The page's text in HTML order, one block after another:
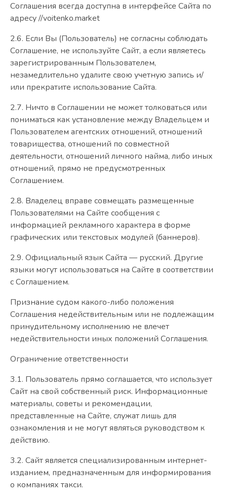
Соглашения всегда доступна в интерфейсе Сайта по
адресу //voitenko.market
2.6. Если Вы (Пользователь) не согласны соблюдать
Соглашение, не используйте Сайт, а если являетесь
зарегистрированным Пользователем,
незамедлительно удалите свою учетную запись и/
или прекратите использование Сайта.
2.7. Ничто в Соглашении не может толковаться или
пониматься как установление между Владельцем и
Пользователем агентских отношений, отношений
товарищества, отношений по совместной
деятельности, отношений личного найма, либо иных
отношений, прямо не предусмотренных
Соглашением.
2.8. Владелец вправе совмещать размещенные
Пользователями на Сайте сообщения с
информацией рекламного характера в форме
графических или текстовых модулей (баннеров).
2.9. Официальный язык Сайта — русский. Другие
языки могут использоваться на Сайте в соответствии
с Соглашением.
Признание судом какого-либо положения
Соглашения недействительным или не подлежащим
принудительному исполнению не влечет
недействительности иных положений Соглашения.
Ограничение ответственности
3.1. Пользователь прямо соглашается, что использует
Сайт на свой собственный риск. Информационные
материалы, советы и рекомендации,
представленные на Сайте, служат лишь для
ознакомления и не могут являться руководством к
действию.
3.2. Сайт является специализированным интернет-
изданием, предназначенным для информирования
о компаниях такси.